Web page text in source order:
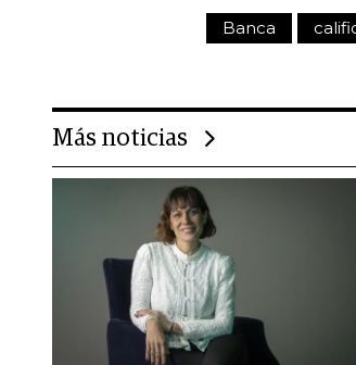
Banca
Más noticias